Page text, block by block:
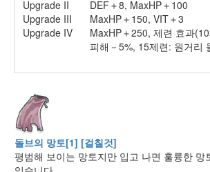
Upgrade II
DEF＋8, MaxHP＋100
Upgrade III
MaxHP＋150, VIT＋3
Upgrade IV
MaxHP＋250, 제련 효과
피해－5%, 15제련: 원거리
돌브의 망토[1] [걸칠것]
평범해 보이는 망토지만 입고 나면 훌륭한 망